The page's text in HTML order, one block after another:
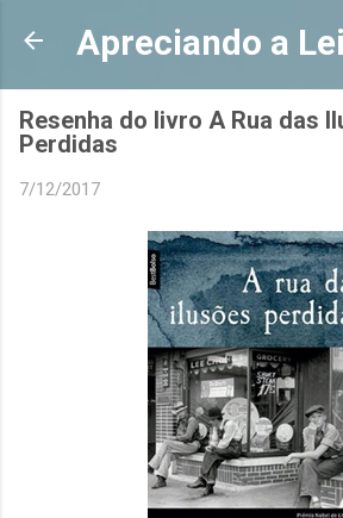
Pular para o conteúdo
Apreciando a
Resenha do livro A Rua das
Perdidas
7/12/2017